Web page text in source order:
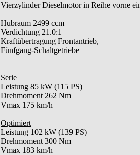
Vierzylinder Dieselmotor in Reihe vorne
Hubraum 2499 ccm
Verdichtung 21.0:1
Kraftübertragung Frontantrieb,
Fünfgang-Schaltgetriebe
Serie
Leistung 85 kW (115 PS)
Drehmoment 262 Nm
Vmax 175 km/h
Optimiert
Leistung 102 kW (139 PS)
Drehmoment 300 Nm
Vmax 183 km/h